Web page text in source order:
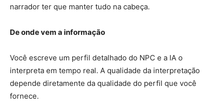
narrador ter que manter tudo na cabeça.
De onde vem a informação
Você escreve um perfil detalhado do NPC e a IA o
interpreta em tempo real. A qualidade da interpretação
depende diretamente da qualidade do perfil que você
fornece.